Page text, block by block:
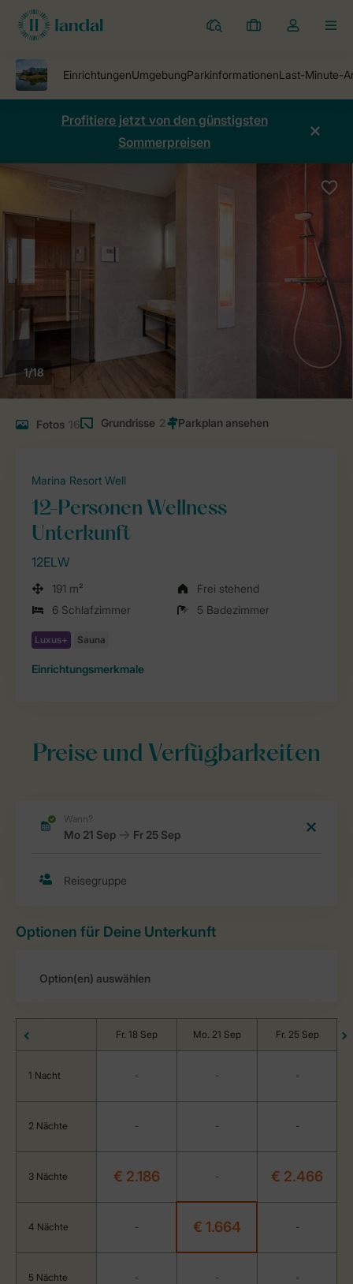
Ferienparks
Meine
Dropdown-
öffnen
Profitiere jetzt von den günstigsten
Sommerpreisen
1/18
Fotos 16 Grundrisse 2
Marina Resort Well
12-Personen Wellness
Unterkunft
12ELW
191 m²
Frei stehend
6 Schlafzimmer
5 Badezimmer
Einrichtungsmerkmale
Preise und Verfügbarkeiten
Optionen für Deine Unterkunft
Fr. 18 Sep Mo. 21 Sep Fr. 25 Sep
1 Nacht - - -
2 Nächte - - -
3 Nächte € 2.186 - € 2.466
4 Nächte - € 1.664 -
5 Nächte - - -